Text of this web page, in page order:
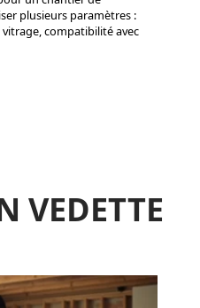
plusieurs paramètres :
compatibilité avec
VEDETTE